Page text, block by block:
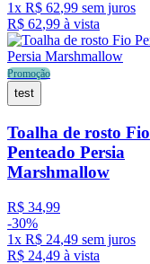
1x R$ 62,99 sem juros
R$ 62,99 à vista
Promoção
test
Toalha de rosto Fio
Penteado Persia
Marshmallow
R$ 34,99
-30%
1x R$ 24,49 sem juros
R$ 24,49 à vista